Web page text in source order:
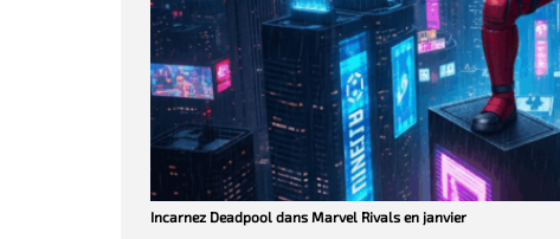
Incarnez Deadpool dans Marvel Rivals en janvier